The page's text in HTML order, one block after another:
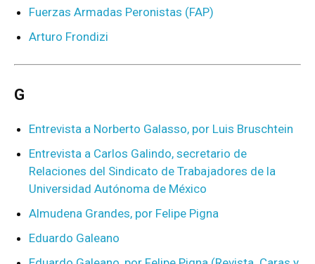
Fuerzas Armadas Peronistas (FAP)
Arturo Frondizi
G
Entrevista a Norberto Galasso, por Luis Bruschtein
Entrevista a Carlos Galindo, secretario de
Relaciones del Sindicato de Trabajadores de la
Universidad Autónoma de México
Almudena Grandes, por Felipe Pigna
Eduardo Galeano